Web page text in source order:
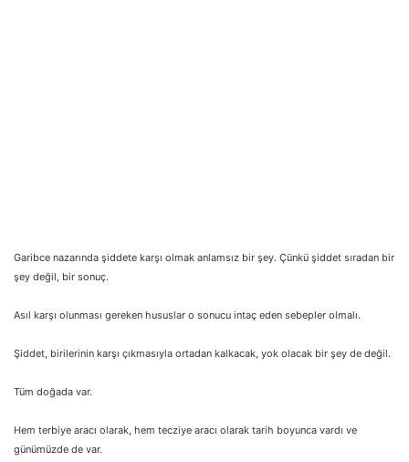
Garibce nazarında şiddete karşı olmak anlamsız bir şey. Çünkü şiddet sıradan bir
şey değil, bir sonuç.
Asıl karşı olunması gereken hususlar o sonucu intaç eden sebepler olmalı.
Şiddet, birilerinin karşı çıkmasıyla ortadan kalkacak, yok olacak bir şey de değil.
Tüm doğada var.
Hem terbiye aracı olarak, hem tecziye aracı olarak tarih boyunca vardı ve
günümüzde de var.